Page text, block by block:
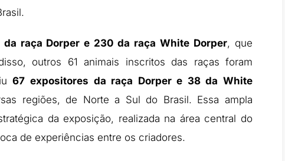
raça Dorper e 230 da raça White Dorper, que
outros 61 animais inscritos das raças foram
67 expositores da raça Dorper e 38 da White
regiões, de Norte a Sul do Brasil. Essa ampla
da exposição, realizada na área central do
de experiências entre os criadores.